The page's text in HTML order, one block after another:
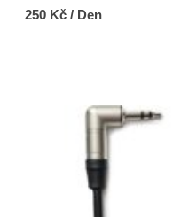
250 Kč / Den